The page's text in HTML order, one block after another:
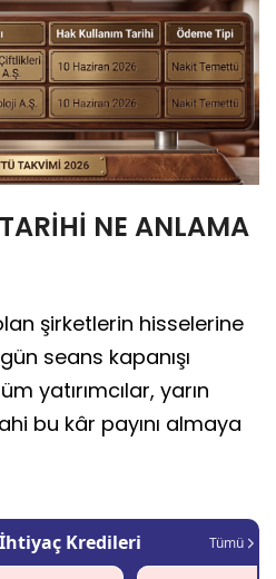
NE ANLAMA
şirketlerin hisselerine
seans kapanışı
yatırımcılar, yarın
bu kâr payını almaya